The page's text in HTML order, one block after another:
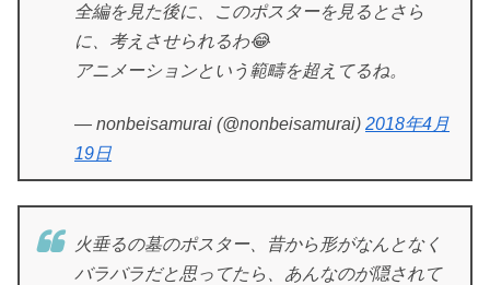
全編を見た後に、このポスターを見るとさら
に、考えさせられるわ😂
アニメーションという範疇を超えてるね。
— nonbeisamurai (@nonbeisamurai) 2018年4月
19日
火垂るの墓のポスター、昔から形がなんとなく
バラバラだと思ってたら、あんなのが隠されて